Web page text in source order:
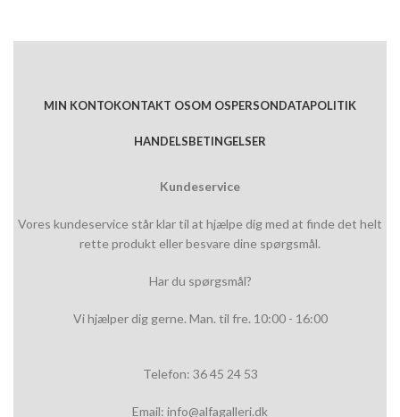
MIN KONTOKONTAKT OSOM OSPERSONDATAPOLITIK
HANDELSBETINGELSER
Kundeservice
Vores kundeservice står klar til at hjælpe dig med at finde det helt
rette produkt eller besvare dine spørgsmål.
Har du spørgsmål?
Vi hjælper dig gerne. Man. til fre. 10:00 - 16:00
Telefon: 36 45 24 53
Email: info@alfagalleri.dk